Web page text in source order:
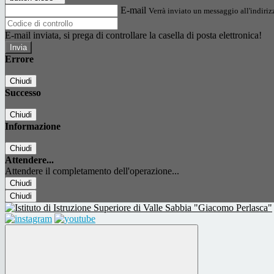
E-mail Verrà inviato un messaggio
E-mail inviata, si prega di controllare la casella di posta elettronica!
Errore
Chiudi
Successo
Chiudi
Informazione
Chiudi
Attendere...
Attendere il completamento dell'operazione...
Chiudi
Chiudi